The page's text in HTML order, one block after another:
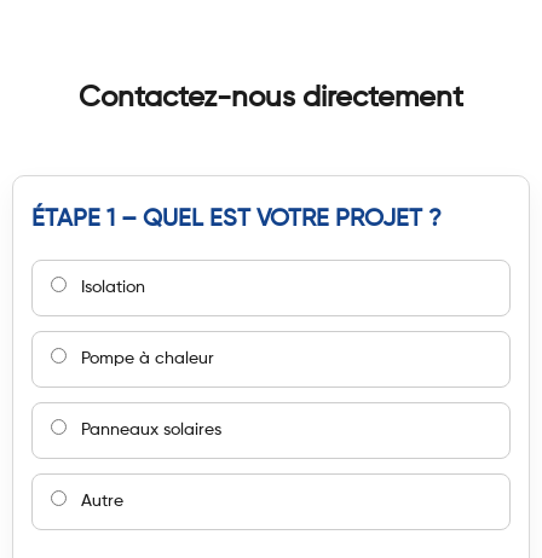
Contactez-nous directement
ÉTAPE 1 – QUEL EST VOTRE PROJET ?
Isolation
Pompe à chaleur
Panneaux solaires
Autre